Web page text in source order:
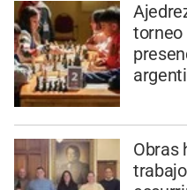
torneo
Obras